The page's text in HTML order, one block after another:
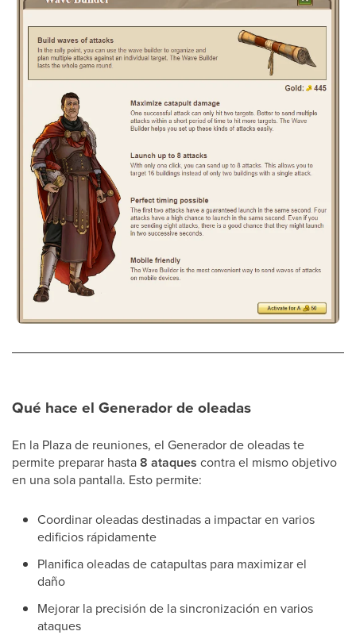
Qué hace el Generador de oleadas
En la Plaza de reuniones, el Generador de oleadas te
permite preparar hasta8 ataques contra el mismo objetivo
en una sola pantalla. Esto permite:
Coordinar oleadas destinadas a impactar en varios
edificios rápidamente
Planifica oleadas de catapultas para maximizar el
daño
Mejorar la precisión de la sincronización en varios
ataques